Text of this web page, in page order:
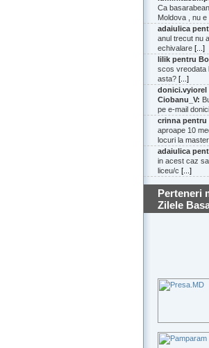
Ca
Moldova , nu e
adaiulica
anul trecut nu
echivalare [...]
lilik pentru
scos vreodata
asta? [...]
donici.vyiorel
Ciobanu_V:
pe e-mail
crinna pentru
aproape 10
locuri la
adaiulica
in acest caz
liceu/c [...]
Perteneri
Zilele